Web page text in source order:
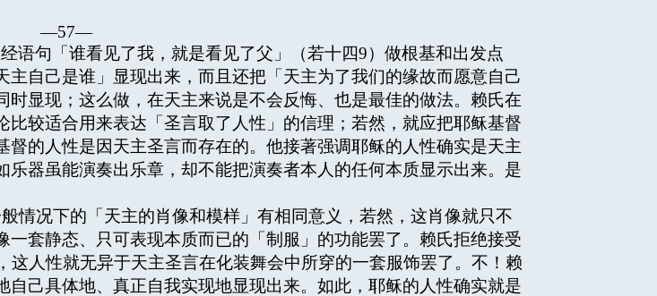
—57—
语句「谁看见了我，就是看见了父」（若十四9）做根基和出发点
自己是谁」显现出来，而且还把「天主为了我们的缘故而愿意自己
显现；这么做，在天主来说是不会反悔、也是最佳的做法。赖氏在
较适合用来表达「圣言取了人性」的信理；若然，就应把耶稣基督
的人性是因天主圣言而存在的。他接著强调耶稣的人性确实是天主
器虽能演奏出乐章，却不能把演奏者本人的任何本质显示出来。是
情况下的「天主的肖像和模样」有相同意义，若然，这肖像就只不
套静态、只可表现本质而已的「制服」的功能罢了。赖氏拒绝接受
这人性就无异于天主圣言在化装舞会中所穿的一套服饰罢了。不！赖
己具体地、真正自我实现地显现出来。如此，耶稣的人性确实就是